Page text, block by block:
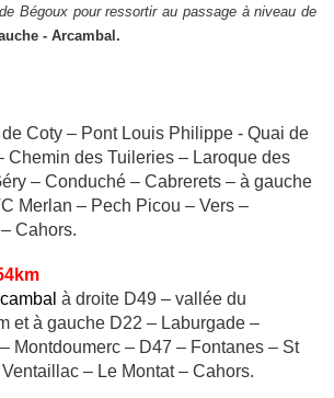
Bégoux pour ressortir au passage à niveau de
- Arcambal .
Coty – Pont Louis Philippe - Quai de
Chemin des Tuileries – Laroque des
– Conduché – Cabrerets – à gauche
Merlan – Pech Picou – Vers –
Cahors.
à droite D49 – vallée du
et à gauche D22 – Laburgade –
Montdoumerc – D47 – Fontanes – St
– Le Montat – Cahors.